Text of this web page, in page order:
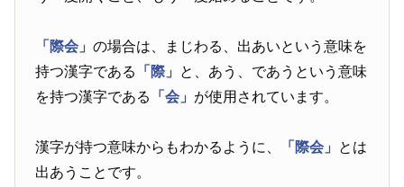
「際会」の場合は、まじわる、出あいという意味を
持つ漢字である
「際」 と、あう、であうという意味
を持つ漢字である
「会」 が使用されています。
漢字が持つ意味からもわかるように、 「際会」 とは
出あうことです。